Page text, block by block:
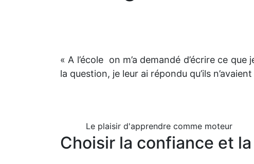
« A l’école on m’a demandé d’écrire ce
la question, je leur ai répondu qu’ils
Le plaisir d'apprendre comme moteur
Choisir la confiance et